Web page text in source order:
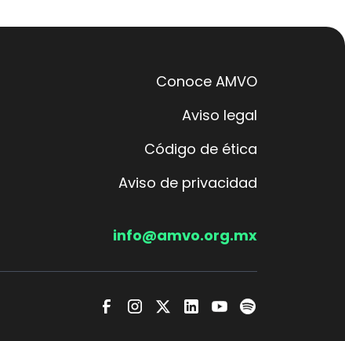
Conoce AMVO
Aviso legal
Código de ética
Aviso de privacidad
info@amvo.org.mx